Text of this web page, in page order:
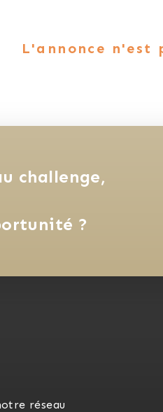
L'annonce n'est
challenge,
?
réseau